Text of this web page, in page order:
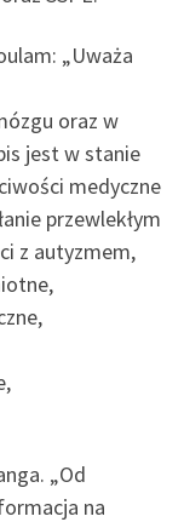
„Uważa
oraz w
jest w stanie
medyczne
przewlekłym
z autyzmem,
„Od
na